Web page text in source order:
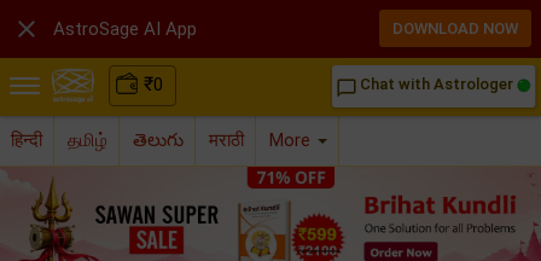
₹0 chat_bubble_outline Chat with Astrologer
हिन्दी தமிழ் తెలుగు मराठी More
 AstroSage AI App DOWNLOAD NOW